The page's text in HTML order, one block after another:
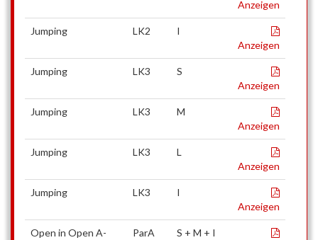
Anzeigen
Jumping LK2
I
Anzeigen
Jumping LK3
S
Anzeigen
Jumping LK3
M
Anzeigen
Jumping LK3
L
Anzeigen
Jumping LK3
I
Anzeigen
Open in Open A-
ParA
S + M + I